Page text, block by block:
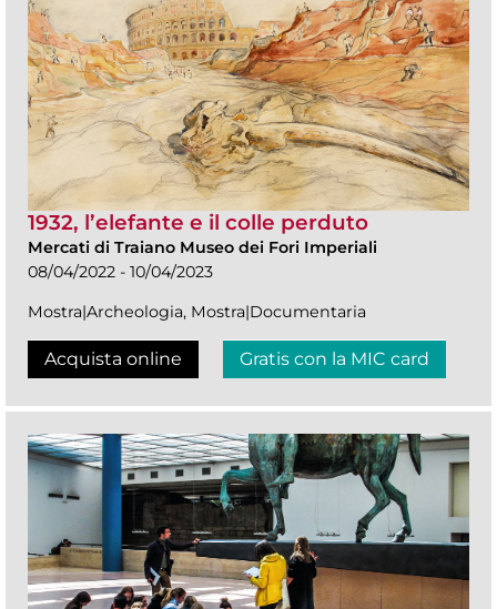
1932, l’elefante e il colle perduto
Mercati di Traiano Museo dei Fori Imperiali
08/04/2022 - 10/04/2023
Mostra|Archeologia, Mostra|Documentaria
Acquista online Gratis con la MIC card